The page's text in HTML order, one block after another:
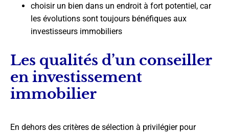
choisir un bien dans un endroit à fort potentiel, car
les évolutions sont toujours bénéfiques aux
investisseurs immobiliers
Les qualités d’un conseiller
en investissement
immobilier
En dehors des critères de sélection à privilégier pour